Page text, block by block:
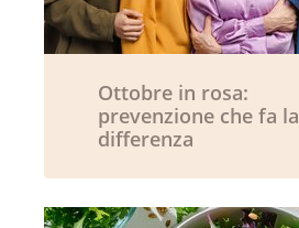
Ottobre in rosa:
prevenzione che fa la
differenza